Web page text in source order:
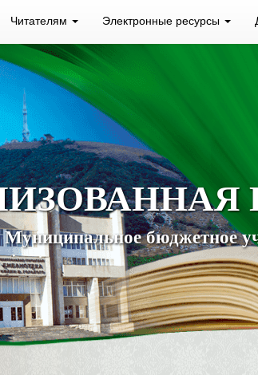
Читателям Электронные ресурсы
Муниципальное бюджетное